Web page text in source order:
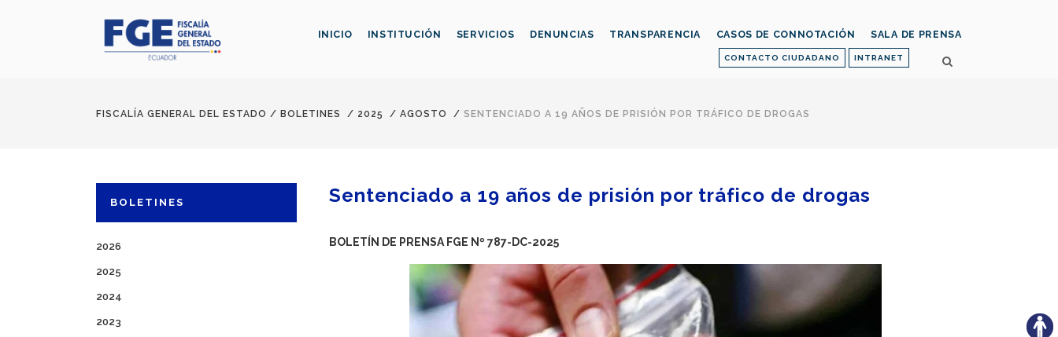
CONTACTO CIUDADANO INTRANET
INICIO INSTITUCIÓN SERVICIOS DENUNCIAS TRANSPARENCIA CASOS DE CONNOTACIÓN SALA DE PRENSA
FISCALÍA GENERAL DEL ESTADO / BOLETINES / 2025 / AGOSTO / SENTENCIADO A 19 AÑOS DE PRISIÓN POR TRÁFICO DE DROGAS
BOLETINES
2026
2025
2024
2023
Sentenciado a 19 años de prisión por tráfico de drogas
BOLETÍN DE PRENSA FGE Nº 787-DC-2025